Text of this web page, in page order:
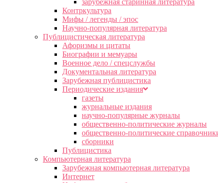
зарубежная старинная литература
Контркультура
Мифы / легенды / эпос
Научно-популярная литература
Публицистическая литература
Афоризмы и цитаты
Биографии и мемуары
Военное дело / спецслужбы
Документальная литература
Зарубежная публицистика
Периодические издания
газеты
журнальные издания
научно-популярные журналы
общественно-политические журналы
общественно-политические
сборники
Публицистика
Компьютерная литература
Зарубежная компьютерная литература
Интернет